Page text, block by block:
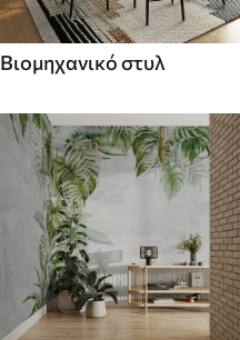
Βιομηχανικό στυλ